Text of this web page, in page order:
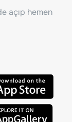
açıp hemen